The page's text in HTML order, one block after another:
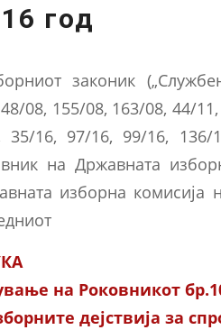
год
законик
08, 155/08, 163/08, 44/
16, 97/16, 99/16, 136/
на Државната
изборна комисија
на Роковникот
дејствија за